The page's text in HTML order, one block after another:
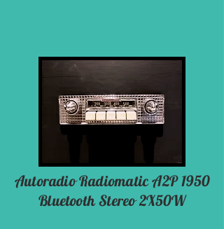
Autoradio Radiomatic A2P 1950
Bluetooth Stereo 2X50W